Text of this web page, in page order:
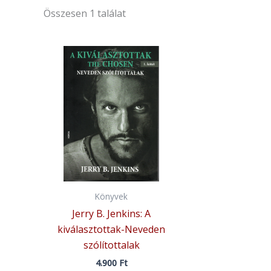
Összesen 1 találat
Könyvek
Jerry B. Jenkins: A
kiválasztottak-Neveden
szólítottalak
4.900 Ft